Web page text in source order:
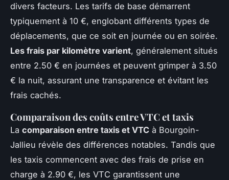
divers facteurs. Les tarifs de base démarrent
typiquement à 10 €, englobant différents types de
déplacements, que ce soit en journée ou en soirée.
Les frais par kilomètre varient, généralement situés
entre 2.50 € en journées et peuvent grimper à 3.50
€ la nuit, assurant une transparence et évitant les
frais cachés.
Comparaison des coûts entre VTC et taxis
La comparaison entre taxis et VTC à Bourgoin-
Jallieu révèle des différences notables. Tandis que
les taxis commencent avec des frais de prise en
charge à 2.90 €, les VTC garantissent une